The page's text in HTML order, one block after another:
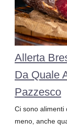
Allerta
Da Quale
Pazzesco
Ci sono alimenti
meno, anche